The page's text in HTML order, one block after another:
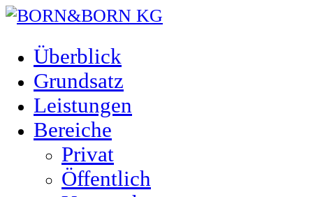
Überblick
Grundsatz
Leistungen
Bereiche
Privat
Öffentlich